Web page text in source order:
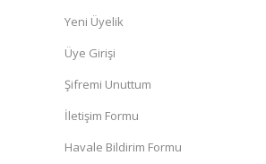
Yeni Üyelik
Üye Girişi
Şifremi Unuttum
İletişim Formu
Havale Bildirim Formu